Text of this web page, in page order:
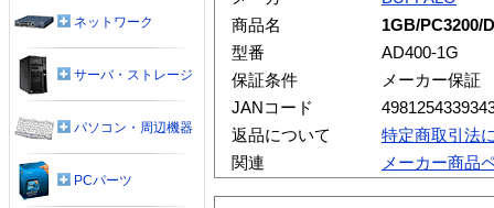
商品名
1GB/PC3200/
型番
AD400-1G
保証条件
メーカー保証
JANコード
返品について
特定商取引法
関連
メーカー商品
ネットワーク
サーバ・ストレージ
パソコン・周辺機器
PCパーツ